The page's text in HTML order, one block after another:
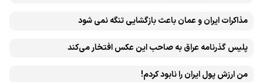
مذاکرات ایران و عمان باعث بازگشایی تنگه نمی شود
پلیس گذرنامه عراق به صاحب این عکس افتخار می‌کند
من ارزش پول ایران را نابود کردم!